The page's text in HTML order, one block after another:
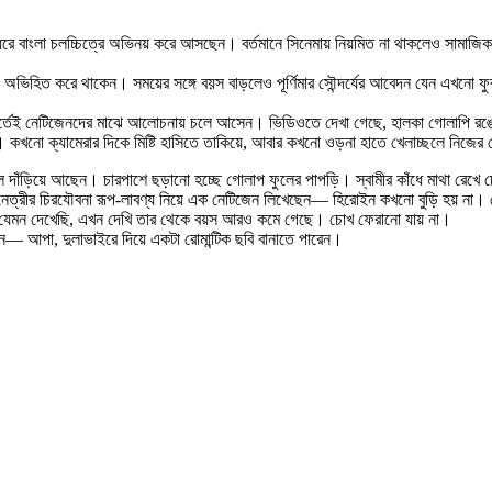
বাংলা চলচ্চিত্রে অভিনয় করে আসছেন। বর্তমানে সিনেমায় নিয়মিত না থাকলেও
অভিহিত করে থাকেন। সময়ের সঙ্গে বয়স বাড়লেও পূর্ণিমার সৌন্দর্যের আবেদন
নেটিজেনদের মাঝে আলোচনায় চলে আসেন। ভিডিওতে দেখা গেছে, হালকা গোলাপি
ক্যামেরার দিকে মিষ্টি হাসিতে তাকিয়ে, আবার কখনো ওড়না হাতে খেলাচ্ছলে নিজের
দাঁড়িয়ে আছেন। চারপাশে ছড়ানো হচ্ছে গোলাপ ফুলের পাপড়ি। স্বামীর কাঁধে মাথা
চিরযৌবনা রূপ-লাবণ্য নিয়ে এক নেটিজেন লিখেছেন— হিরোইন কখনো বুড়ি হয় না।
দেখেছি, এখন দেখি তার থেকে বয়স আরও কমে গেছে। চোখ ফেরানো যায় না।
আপা, দুলাভাইরে দিয়ে একটা রোমান্টিক ছবি বানাতে পারেন।